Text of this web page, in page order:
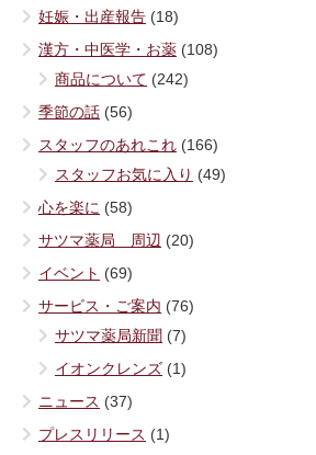
妊娠・出産報告 (18)
漢方・中医学・お薬 (108)
商品について (242)
季節の話 (56)
スタッフのあれこれ (166)
スタッフお気に入り (49)
心を楽に (58)
サツマ薬局 周辺 (20)
イベント (69)
サービス・ご案内 (76)
サツマ薬局新聞 (7)
イオンクレンズ (1)
ニュース (37)
プレスリリース (1)